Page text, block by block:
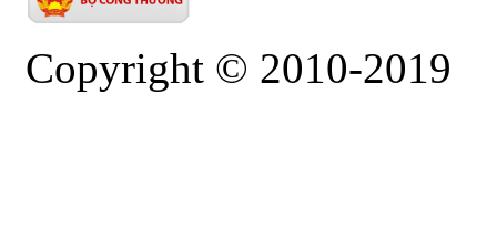
Copyright © 2010-2019